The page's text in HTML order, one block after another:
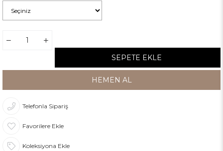
Telefonla Sipariş
Favorilere Ekle
Koleksiyona Ekle